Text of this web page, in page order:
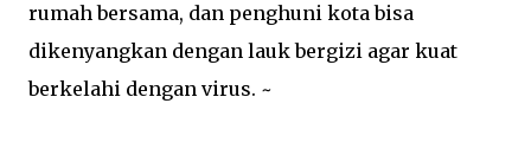
rumah bersama, dan penghuni kota bisa
dikenyangkan dengan lauk bergizi agar kuat
berkelahi dengan virus. ~